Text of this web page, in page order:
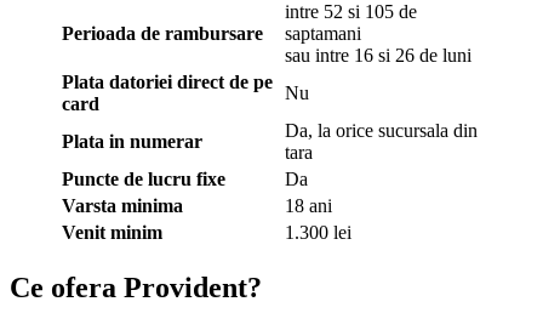
Perioada de rambursare
intre 52 si 105 de
saptamani
sau intre 16 si 26 de luni
Plata datoriei direct de pe
card
Nu
Plata in numerar
Da, la orice sucursala din
tara
Puncte de lucru fixe
Da
Varsta minima
18 ani
Venit minim
1.300 lei
Ce ofera Provident?